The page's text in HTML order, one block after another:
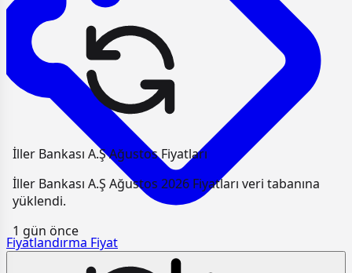
Fiyatlandırma Fiyat
İller Bankası A.Ş Ağustos Fiyatları
İller Bankası A.Ş Ağustos 2026 Fiyatları veri tabanına
yüklendi.
1 gün önce